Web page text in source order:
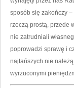
sposób się zakończy
rzeczą prostą, przede
nie zatrudniali
poprowadzi sprawę i
najtańszych nie
wyrzuconymi